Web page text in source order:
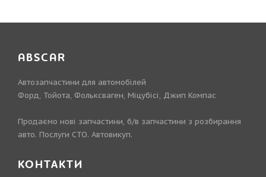
ABSCAR
Автозапчастини для автомобілей
Форд, Тойота, Фольксваген, Міцубісі, Джип Компас
Продаємо нові запчастини, б/в запчастини з розбирання
авто. Послуги СТО. Автовикуп.
КОНТАКТИ